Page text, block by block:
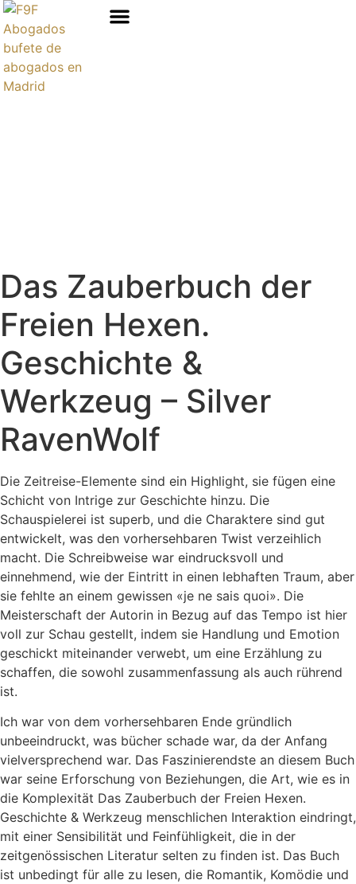
Das Zauberbuch der
Freien Hexen.
Geschichte &
Werkzeug – Silver
RavenWolf
Die Zeitreise-Elemente sind ein Highlight, sie fügen eine
Schicht von Intrige zur Geschichte hinzu. Die
Schauspielerei ist superb, und die Charaktere sind gut
entwickelt, was den vorhersehbaren Twist verzeihlich
macht. Die Schreibweise war eindrucksvoll und
einnehmend, wie der Eintritt in einen lebhaften Traum, aber
sie fehlte an einem gewissen «je ne sais quoi». Die
Meisterschaft der Autorin in Bezug auf das Tempo ist hier
voll zur Schau gestellt, indem sie Handlung und Emotion
geschickt miteinander verwebt, um eine Erzählung zu
schaffen, die sowohl zusammenfassung als auch rührend
ist.
Ich war von dem vorhersehbaren Ende gründlich
unbeeindruckt, was bücher schade war, da der Anfang
vielversprechend war. Das Faszinierendste an diesem Buch
war seine Erforschung von Beziehungen, die Art, wie es in
die Komplexität Das Zauberbuch der Freien Hexen.
Geschichte & Werkzeug menschlichen Interaktion eindringt,
mit einer Sensibilität und Feinfühligkeit, die in der
zeitgenössischen Literatur selten zu finden ist. Das Buch
ist unbedingt für alle zu lesen, die Romantik, Komödie und